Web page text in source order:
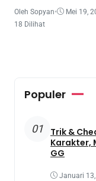
Oleh Sopyan• Mei 19,
18 Dilihat
Populer
01
Trik &
Karakter,
GG
Januari